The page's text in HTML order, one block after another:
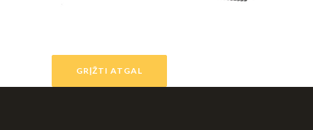
GRĮŽTI ATGAL